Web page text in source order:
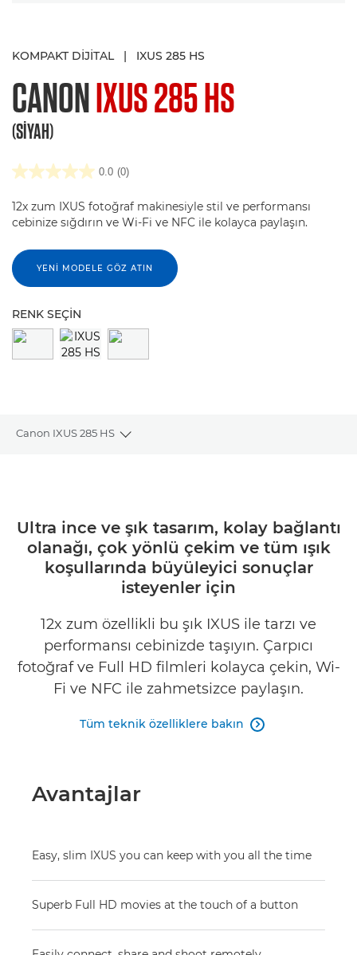
KOMPAKT DIJITAL | IXUS 285 HS
CANONIXUS 285 HS
(SIYAH)
0.0 (0)
12x zum IXUS fotoğraf makinesiyle stil ve performansı
cebinize sığdırın ve Wi-Fi ve NFC ile kolayca paylaşın.
YENI MODELE GÖZ ATIN
RENK SEÇIN
Canon IXUS 285 HS
Toggle breadcrumbs
İncelemeler
Ultra ince ve şık tasarım, kolay bağlantı
olanağı, çok yönlü çekim ve tüm ışık
koşullarında büyüleyici sonuçlar
isteyenler için
12x zum özellikli bu şık IXUS ile tarzı ve
performansı cebinizde taşıyın. Çarpıcı
fotoğraf ve Full HD filmleri kolayca çekin, Wi-
Fi ve NFC ile zahmetsizce paylaşın.
Tüm teknik özelliklere bakın 
Avantajlar
Easy, slim IXUS you can keep with you all the time
Superb Full HD movies at the touch of a button